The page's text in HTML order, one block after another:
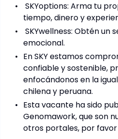
SKYoptions: Arma tu
tiempo, dinero y
SKYwellness: Obtén un
emocional.
En SKY estamos
confiable y sostenible,
enfocándonos en la
chilena y peruana.
Esta vacante ha sido
Genomawork, que son
otros portales, por